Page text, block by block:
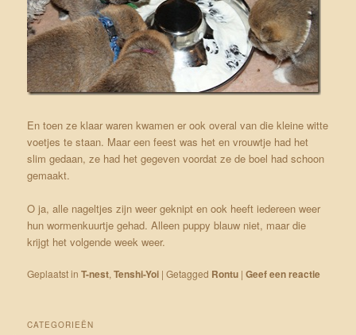
En toen ze klaar waren kwamen er ook overal van die kleine witte
voetjes te staan. Maar een feest was het en vrouwtje had het
slim gedaan, ze had het gegeven voordat ze de boel had schoon
gemaakt.
O ja, alle nageltjes zijn weer geknipt en ook heeft iedereen weer
hun wormenkuurtje gehad. Alleen puppy blauw niet, maar die
krijgt het volgende week weer.
Geplaatst in T-nest,Tenshi-Yoi |Getagged Rontu |Geef een reactie
CATEGORIEËN